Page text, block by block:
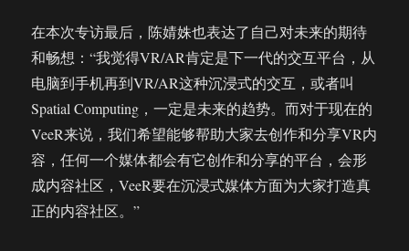
在本次专访最后，陈婧姝也表达了自己对未来的期待
和畅想：“我觉得VR/AR肯定是下一代的交互平台，从
电脑到手机再到VR/AR这种沉浸式的交互，或者叫
Spatial Computing，一定是未来的趋势。而对于现在的
VeeR来说，我们希望能够帮助大家去创作和分享VR内
容，任何一个媒体都会有它创作和分享的平台，会形
成内容社区，VeeR要在沉浸式媒体方面为大家打造真
正的内容社区。”